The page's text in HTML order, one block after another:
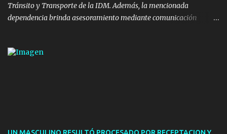
Tránsito y Transporte de la IDM. Además, la mencionada
dependencia brinda asesoramiento mediante comunicación
presencial comprende los siguientes trámites: Multas: devolución
1921(interno 1456). Cuidacoches: consultas a